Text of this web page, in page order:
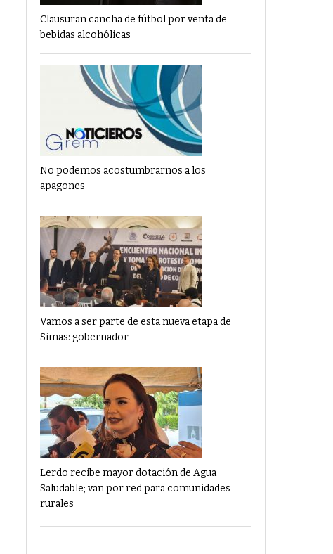
Clausuran cancha de fútbol por venta de
bebidas alcohólicas
No podemos acostumbrarnos a los
apagones
Vamos a ser parte de esta nueva etapa de
Simas: gobernador
Lerdo recibe mayor dotación de Agua
Saludable; van por red para comunidades
rurales